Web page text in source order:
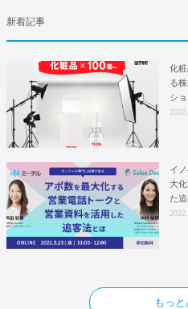
新着記事
化
る
シ
は
イ
大
た
を
もっと